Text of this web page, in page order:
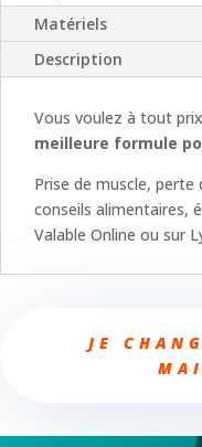
Matériels
Description
Vous voulez à tout
meilleure formule
Prise de muscle,
conseils alimentaires,
Valable Online ou sur
JE